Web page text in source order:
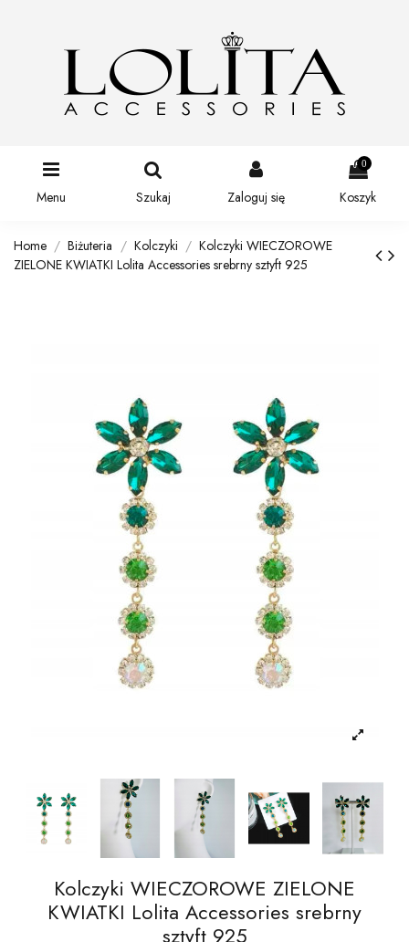
Menu Szukaj Zaloguj się
0
Koszyk
Home Biżuteria Kolczyki
Kolczyki WIECZOROWE
ZIELONE KWIATKI Lolita Accessories srebrny sztyft 925
Kolczyki WIECZOROWE ZIELONE
KWIATKI Lolita Accessories srebrny
sztyft 925